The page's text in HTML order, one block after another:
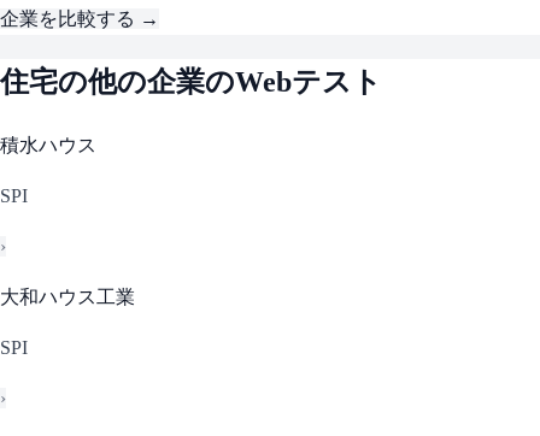
企業を比較する →
住宅の他の企業のWebテスト
積水ハウス
SPI
›
大和ハウス工業
SPI
›